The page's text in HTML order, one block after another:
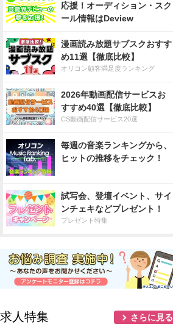
応援！オーディション・スク
ール情報はDeview
漫画読み放題サブスクおすす
め11選【徹底比較】
オリコン顧客満足度ランキング
2026年動画配信サービスお
すすめ40選【徹底比較】
CS動画配信サービス20選
毎週の音楽ランキングから、
ヒットの推移をチェック！
試写会、登壇イベント、サイ
ンチェキなどプレゼント！
プレゼント特集
求人特集 さらに見る